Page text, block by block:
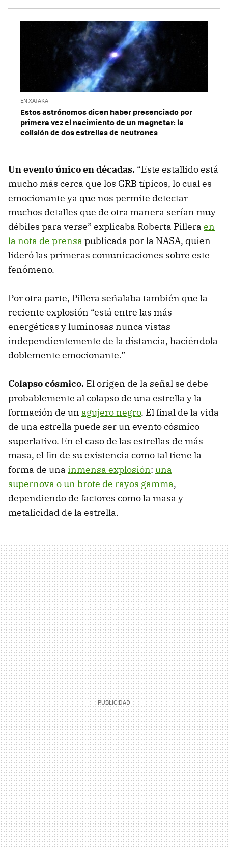
EN XATAKA
Estos astrónomos dicen haber presenciado por
primera vez el nacimiento de un magnetar: la
colisión de dos estrellas de neutrones
Un evento único en décadas. “Este estallido está
mucho más cerca que los GRB típicos, lo cual es
emocionante ya que nos permite detectar
muchos detalles que de otra manera serían muy
débiles para verse” explicaba Roberta Pillera en
la nota de prensa publicada por la NASA, quien
lideró las primeras comunicaciones sobre este
fenómeno.
Por otra parte, Pillera señalaba también que la
reciente explosión “está entre las más
energéticas y luminosas nunca vistas
independientemente de la distancia, haciéndola
doblemente emocionante.”
Colapso cósmico. El origen de la señal se debe
probablemente al colapso de una estrella y la
formación de un agujero negro. El final de la vida
de una estrella puede ser un evento cósmico
superlativo. En el caso de las estrellas de más
masa, el fin de su existencia como tal tiene la
forma de una inmensa explosión: una
supernova o un brote de rayos gamma,
dependiendo de factores como la masa y
metalicidad de la estrella.